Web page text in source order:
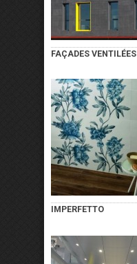
FAÇADES VENTILÉES
IMPERFETTO